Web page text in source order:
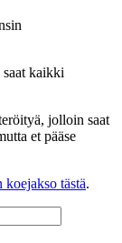
kaikki
jolloin saat
et pääse
koejakso tästä.